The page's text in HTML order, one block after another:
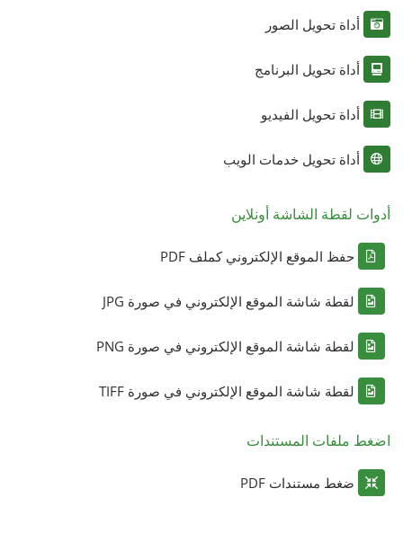
أداة تحويل الصور
أداة تحويل البرنامج
أداة تحويل الفيديو
أداة تحويل خدمات الويب
أدوات لقطة الشاشة أونلاين
حفظ الموقع الإلكتروني كملف PDF
لقطة شاشة الموقع الإلكتروني في صورة JPG
لقطة شاشة الموقع الإلكتروني في صورة PNG
لقطة شاشة الموقع الإلكتروني في صورة TIFF
اضغط ملفات المستندات
ضغط مستندات PDF